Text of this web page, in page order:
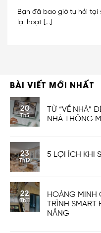
Bạn đã bao giờ tự hỏi tại
lại hoạt [...]
BÀI VIẾT MỚI NHẤT
20
Th5
TỪ “VỀ NHÀ”
NHÀ THÔNG
23
Th12
5 LỢI ÍCH KHI
22
Th11
HOÀNG MINH
TRÌNH SMART
NẴNG